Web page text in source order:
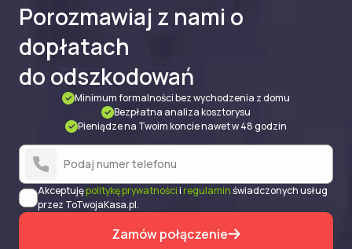
Porozmawiaj z nami o
dopłatach
do odszkodowań
Minimum formalności bez wychodzenia z domu
Bezpłatna analiza kosztorysu
Pieniądze na Twoim koncie nawet w 48 godzin
Zamów połączenie
Akceptujępolitykę prywatnościi regulaminświadczonych usług
przez ToTwojaKasa.pl.